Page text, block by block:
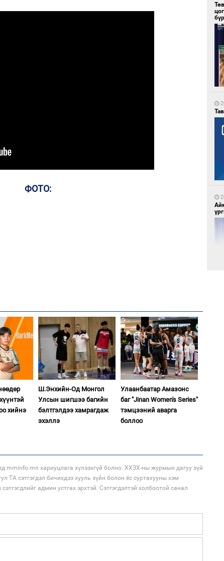
ФОТО:
хийнэ
Ш.Энхийн-Од Монгол
Улсын шигшээ багийн
бэлтгэлдээ хамрагдаж
эхэллэ
Улаанбаатар Амазонс
баг "Jinan Women's Series"
тэмцээний аварга
боллоо
mminfo.mn хариуцлага хүлээхгүй болно. ХХЗХ-ны журмын дагуу зүй
ТА сэтгэгдэл бичихдээ хууль зүйн болон ёс суртахууны хэм
админ устгах эрхтэй. Сэтгэгдэлтэй холбоотой санал